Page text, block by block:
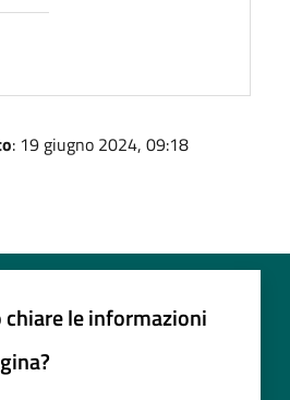
: 19 giugno 2024, 09:18
chiare le informazioni